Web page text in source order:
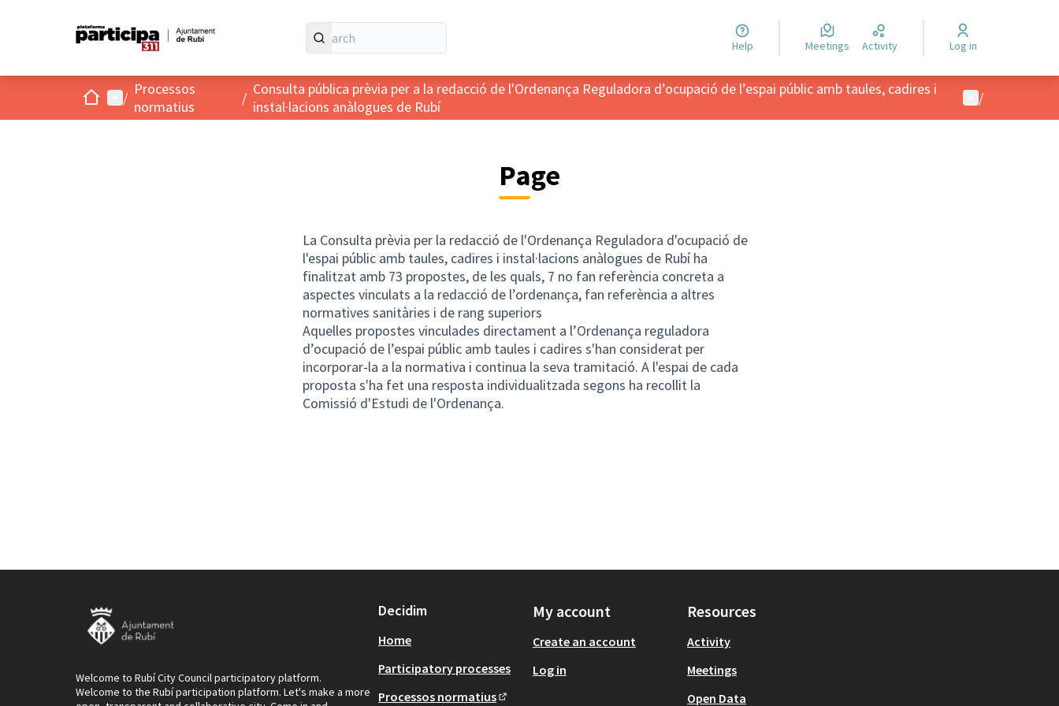
Help Meetings Activity Log in
HomeMain menu
/ Processos
normatius
/ Consulta pública prèvia per a la redacció de l'Ordenança Reguladora d’ocupació de l’espai públic amb taules, cadires i
instal·lacions anàlogues de Rubí
User menu
/
Page
La Consulta prèvia per la redacció de l'Ordenança Reguladora d'ocupació de
l'espai públic amb taules, cadires i instal·lacions anàlogues de Rubí ha
finalitzat amb 73 propostes, de les quals, 7 no fan referència concreta a
aspectes vinculats a la redacció de l’ordenança, fan referència a altres
normatives sanitàries i de rang superiors
Aquelles propostes vinculades directament a l’Ordenança reguladora
d’ocupació de l’espai públic amb taules i cadires s'han considerat per
incorporar-la a la normativa i continua la seva tramitació. A l'espai de cada
proposta s'ha fet una resposta individualitzada segons ha recollit la
Comissió d'Estudi de l'Ordenança.
Welcome to Rubí City Council participatory platform.
Welcome to the Rubí participation platform. Let's make a more
Decidim
Home
Participatory processes
Processos normatius
My account
Create an account
Log in
Resources
Activity
Meetings
Open Data